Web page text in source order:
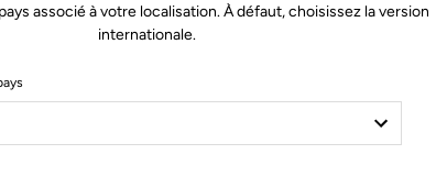
associé à votre localisation. À défaut, choisissez la version
internationale.